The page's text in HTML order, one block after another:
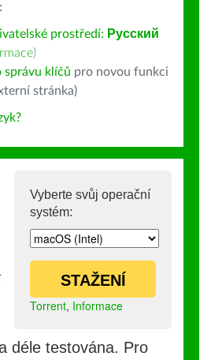
prostředí: Русский
)
správu klíčů pro novou funkci
stránka)
Vyberte svůj operační
systém:
STAŽENÍ
Torrent, Informace
déle testována. Pro